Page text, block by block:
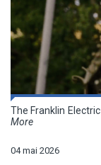
The Franklin Electric
More
04 mai 2026